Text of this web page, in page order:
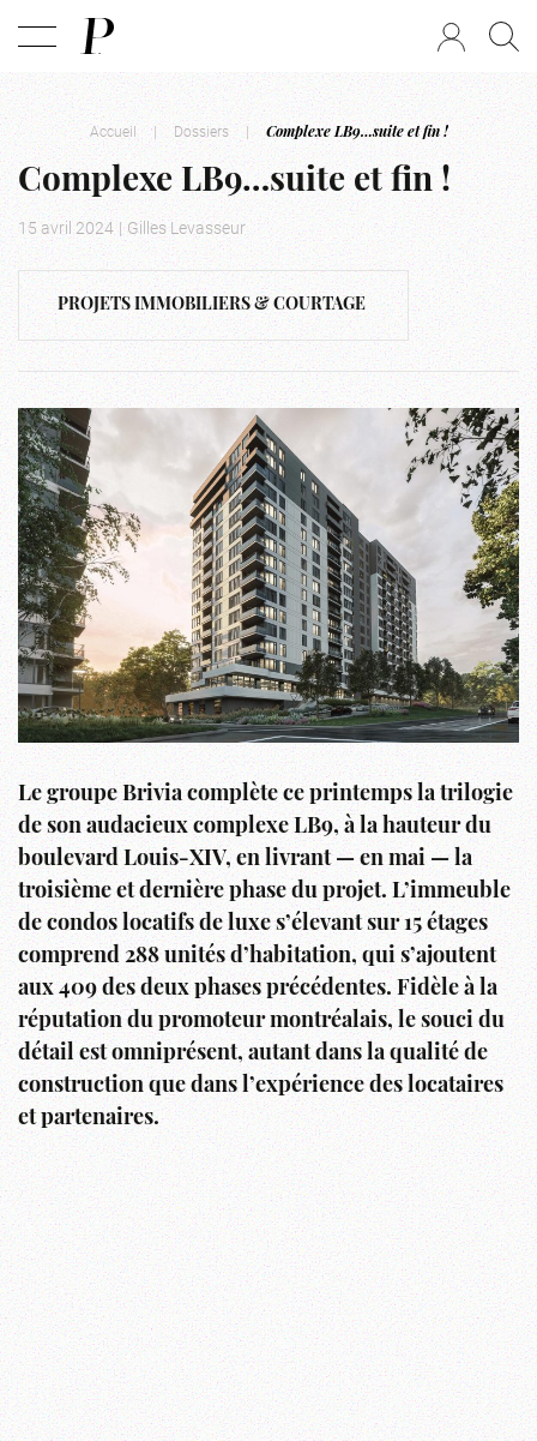
Accueil | Dossiers | Complexe LB9…suite et fin !
Complexe LB9…suite et fin !
15 avril 2024 | Gilles Levasseur
PROJETS IMMOBILIERS & COURTAGE
Le groupe Brivia complète ce printemps la trilogie
de son audacieux complexe LB9, à la hauteur du
boulevard Louis-XIV, en livrant — en mai — la
troisième et dernière phase du projet. L’immeuble
de condos locatifs de luxe s’élevant sur 15 étages
comprend 288 unités d’habitation, qui s’ajoutent
aux 409 des deux phases précédentes. Fidèle à la
réputation du promoteur montréalais, le souci du
détail est omniprésent, autant dans la qualité de
construction que dans l’expérience des locataires
et partenaires.